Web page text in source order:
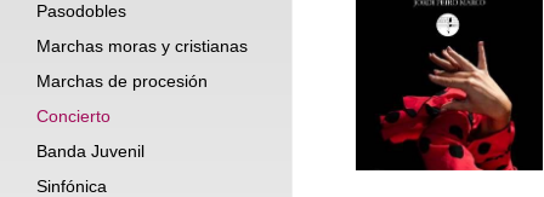
Pasodobles
Marchas moras y cristianas
Marchas de procesión
Concierto
Banda Juvenil
Sinfónica